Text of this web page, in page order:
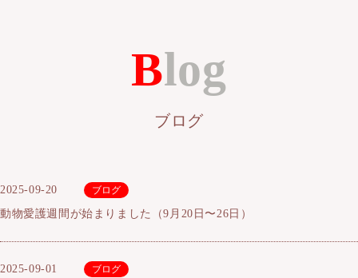
Blog
ブログ
2025-09-20 ブログ
動物愛護週間が始まりました（9月20日〜26日）
2025-09-01 ブログ